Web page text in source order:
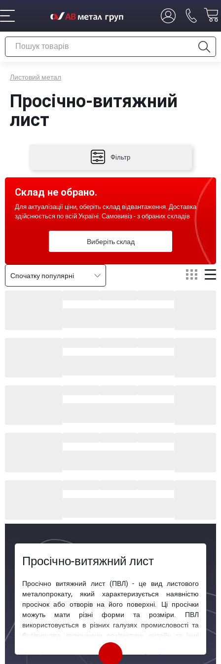
Листовий метал
Просічно-витяжний
лист
Фільтр
Склад не обрано.
Для актуалізації ціни, оберіть склад відвантаження. Доставка
здійснюється по всій Україні. Самовивіз - з обраних складів
Виберіть склад
Спочатку популярні
Просічно-витяжний лист
Просічно витяжний лист (ПВЛ) - це вид листового
металопрокату, який характеризується наявністю
просічок або отворів на його поверхні. Ці просічки
можуть мати різні форми та розміри. ПВЛ
використовується в різних галузях промисловості та
будівництва, включаючи архітектуру, дизайн та інші
напрямки, завдяки своїм унікальним естетичним та
функціональним характеристикам. Такий лист має